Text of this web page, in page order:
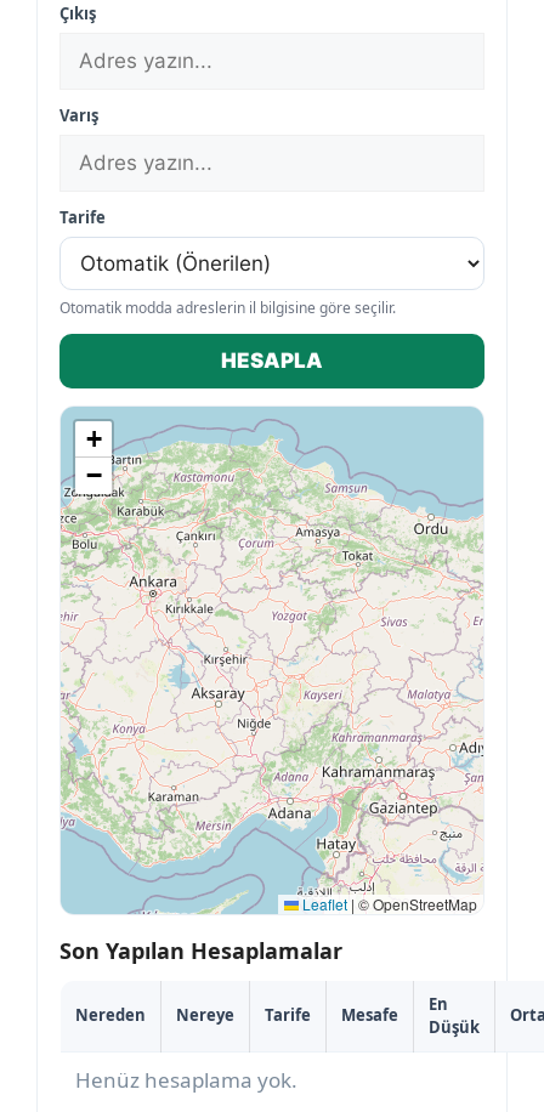
Çıkış
Varış
Tarife
Otomatik modda adreslerin il bilgisine göre seçilir.
HESAPLA
+
−
Leaflet | © OpenStreetMap
Son Yapılan Hesaplamalar
Nereden Nereye Tarife Mesafe
En
Düşük
Henüz hesaplama yok.